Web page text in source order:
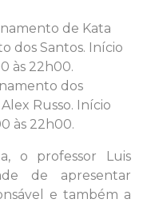
de Kata
dos Santos. Início
às 22h00.
dos
Russo. Início
às 22h00.
o professor Luis
de apresentar
e também a